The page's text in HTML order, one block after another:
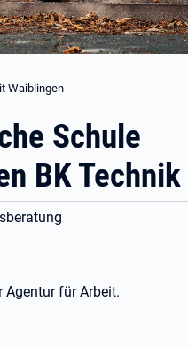
Waiblingen
Schule
BK
Agentur für Arbeit.